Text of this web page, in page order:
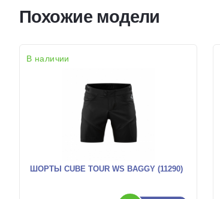
Похожие модели
В наличии
ШОРТЫ CUBE TOUR WS BAGGY (11290)